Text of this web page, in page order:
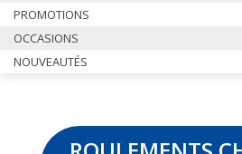
PROMOTIONS
OCCASIONS
NOUVEAUTÉS